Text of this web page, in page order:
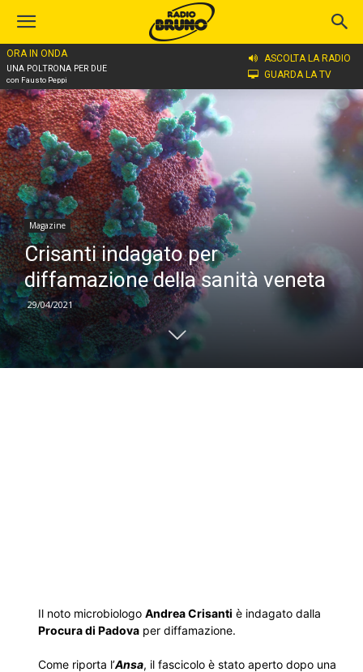
ORA IN ONDA
UNA POLTRONA PER DUE
con Fausto Peppi
ASCOLTA LA RADIO
GUARDA LA TV
Home
Magazine
Crisanti indagato per
diffamazione della sanità veneta
29/04/2021
Il noto microbiologo Andrea Crisanti è indagato dalla
Procura di Padova per diffamazione.
Come riporta l’Ansa, il fascicolo è stato aperto dopo una